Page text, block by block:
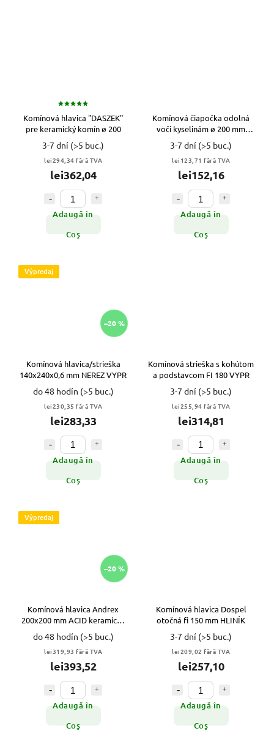
Komínová hlavica "DASZEK"
pre keramický komín ø 200
3-7 dní (>5 buc.)
lei294,34 fără TVA
lei362,04
Adaugă în
Coş
Komínová čiapočka odolná
voči kyselinám ø 200 mm
DK200-CH6 Darco VYPR
3-7 dní (>5 buc.)
lei123,71 fără TVA
lei152,16
Adaugă în
Coş
Výpredaj
–20 %
Komínová hlavica/strieška
140x240x0,6 mm NEREZ VYPR
do 48 hodín (>5 buc.)
lei230,35 fără TVA
lei283,33
Adaugă în
Coş
Komínová strieška s kohútom
a podstavcom FI 180 VYPR
3-7 dní (>5 buc.)
lei255,94 fără TVA
lei314,81
Adaugă în
Coş
Výpredaj
–20 %
Komínová hlavica Andrex
200x200 mm ACID keramický
VYPR
do 48 hodín (>5 buc.)
lei319,93 fără TVA
lei393,52
Adaugă în
Coş
Komínová hlavica Dospel
otočná fi 150 mm HLINÍK
3-7 dní (>5 buc.)
lei209,02 fără TVA
lei257,10
Adaugă în
Coş